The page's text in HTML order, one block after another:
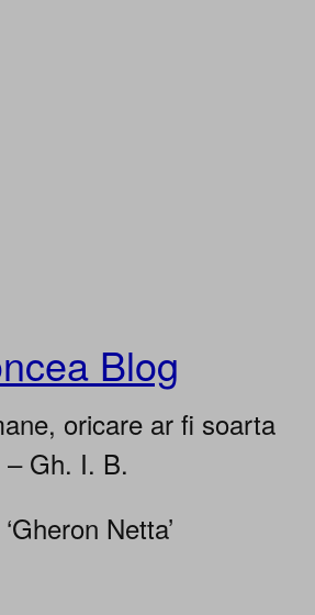
Blog
oricare ar fi soarta
Gh. I. B.
Netta’